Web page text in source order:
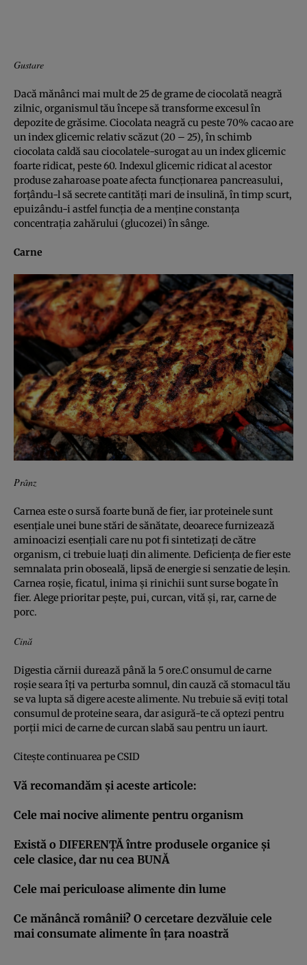
Gustare
Dacă mănânci mai mult de 25 de grame de ciocolată neagră
zilnic, organismul tău începe să transforme excesul în
depozite de grăsime. Ciocolata neagră cu peste 70% cacao are
un index glicemic relativ scăzut (20 – 25), în schimb
ciocolata caldă sau ciocolatele-surogat au un index glicemic
foarte ridicat, peste 60. Indexul glicemic ridicat al acestor
produse zaharoase poate afecta funcţionarea pancreasului,
forţându-l să secrete cantităţi mari de insulină, în timp scurt,
epuizându-i astfel funcţia de a menţine constanţa
concentraţia zahărului (glucozei) în sânge.
Carne
Prânz
Carnea este o sursă foarte bună de fier, iar proteinele sunt
esenţiale unei bune stări de sănătate, deoarece furnizează
aminoacizi esenţiali care nu pot fi sintetizaţi de către
organism, ci trebuie luaţi din alimente. Deficienţa de fier este
semnalata prin oboseală, lipsă de energie si senzatie de leşin.
Carnea roşie, ficatul, inima şi rinichii sunt surse bogate în
fier. Alege prioritar peşte, pui, curcan, vită şi, rar, carne de
porc.
Cină
Digestia cărnii durează până la 5 ore.C onsumul de carne
roşie seara îţi va perturba somnul, din cauză că stomacul tău
se va lupta să digere aceste alimente. Nu trebuie să eviţi total
consumul de proteine seara, dar asigură-te că optezi pentru
porţii mici de carne de curcan slabă sau pentru un iaurt.
Citeşte continuarea peCSID
Vă recomandăm şi aceste articole:
Cele mai nocive alimente pentru organism
Există o DIFERENŢĂ între produsele organice şi
cele clasice, dar nu cea BUNĂ
Cele mai periculoase alimente din lume
Ce mănâncă românii? O cercetare dezvăluie cele
mai consumate alimente în ţara noastră